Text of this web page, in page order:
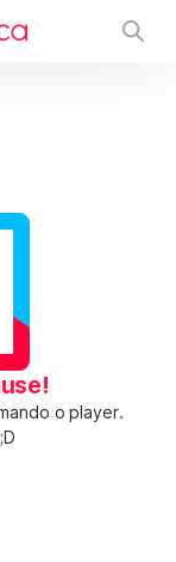
o player.